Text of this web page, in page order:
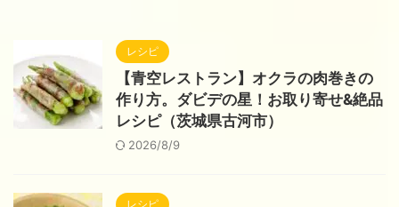
レシピ
【青空レストラン】オクラの肉巻きの
作り方。ダビデの星！お取り寄せ&絶品
レシピ（茨城県古河市）
2026/8/9
レシピ